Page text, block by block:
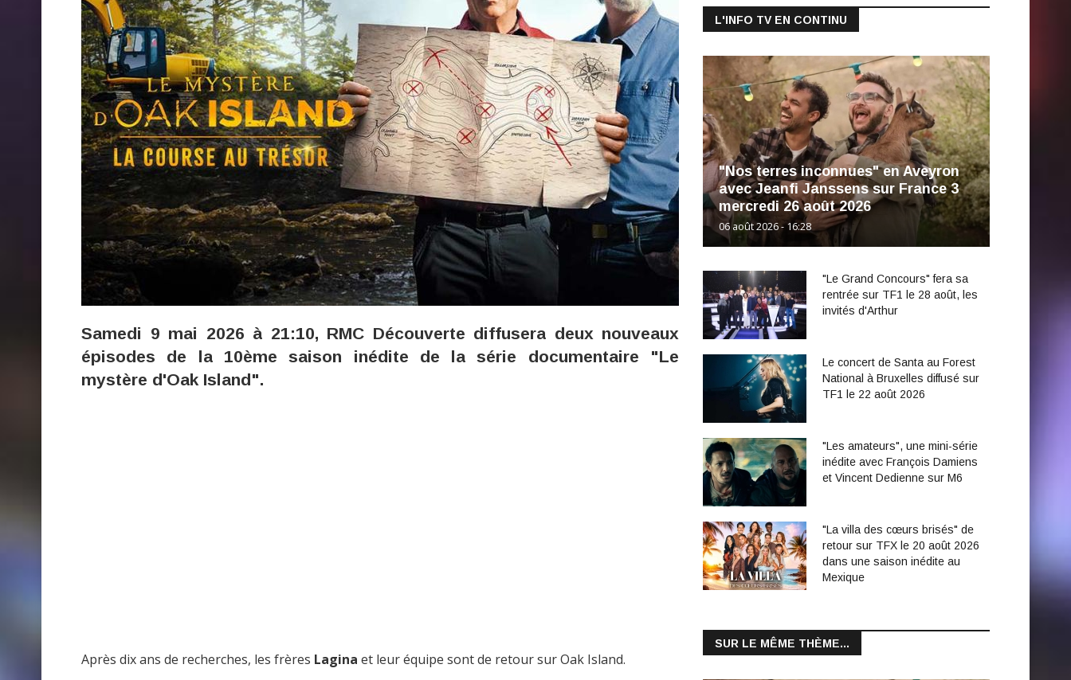
Samedi 9 mai 2026 à 21:10, RMC Découverte diffusera deux nouveaux
épisodes de la 10ème saison inédite de la série documentaire "Le
mystère d'Oak Island".
Après dix ans de recherches, les frères Lagina et leur équipe sont de retour sur Oak Island.
L'INFO TV EN CONTINU
"Nos terres inconnues" en Aveyron
avec Jeanfi Janssens sur France 3
mercredi 26 août 2026
06 août 2026 - 16:28
"Le Grand Concours" fera sa
rentrée sur TF1 le 28 août, les
invités d'Arthur
Le concert de Santa au Forest
National à Bruxelles diffusé sur
TF1 le 22 août 2026
"Les amateurs", une mini-série
inédite avec François Damiens
et Vincent Dedienne sur M6
"La villa des cœurs brisés" de
retour sur TFX le 20 août 2026
dans une saison inédite au
Mexique
SUR LE MÊME THÈME...